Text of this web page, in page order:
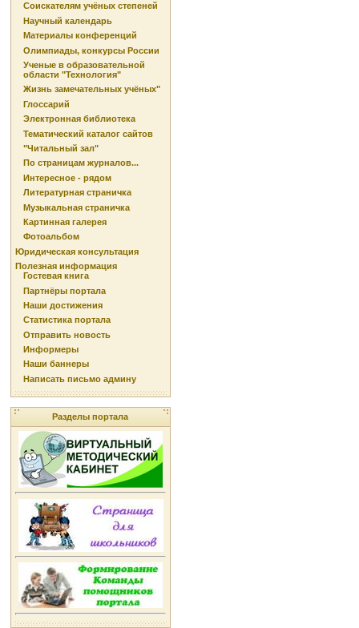
Соискателям учёных степеней
Научный календарь
Материалы конференций
Олимпиады, конкурсы России
Ученые в образовательной
области "Технология"
Жизнь замечательных учёных"
Глоссарий
Электронная библиотека
Тематический каталог сайтов
"Читальный зал"
По страницам журналов...
Интересное - рядом
Литературная страничка
Музыкальная страничка
Картинная галерея
Фотоальбом
Юридическая консультация
Полезная информация
Гостевая книга
Партнёры портала
Наши достижения
Статистика портала
Отправить новость
Информеры
Наши баннеры
Написать письмо админу
Разделы портала